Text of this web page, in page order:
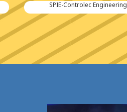
SPIE-Controlec Engineering